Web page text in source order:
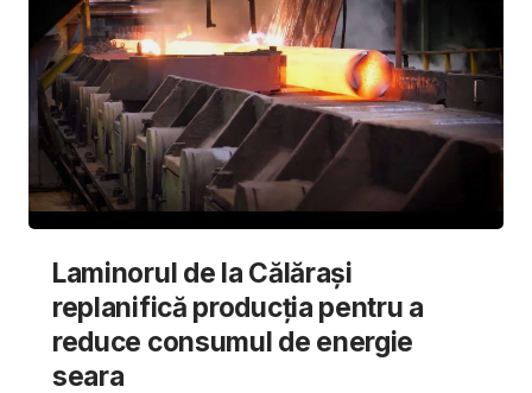
Laminorul de la Călărași
replanifică producția pentru a
reduce consumul de energie
seara